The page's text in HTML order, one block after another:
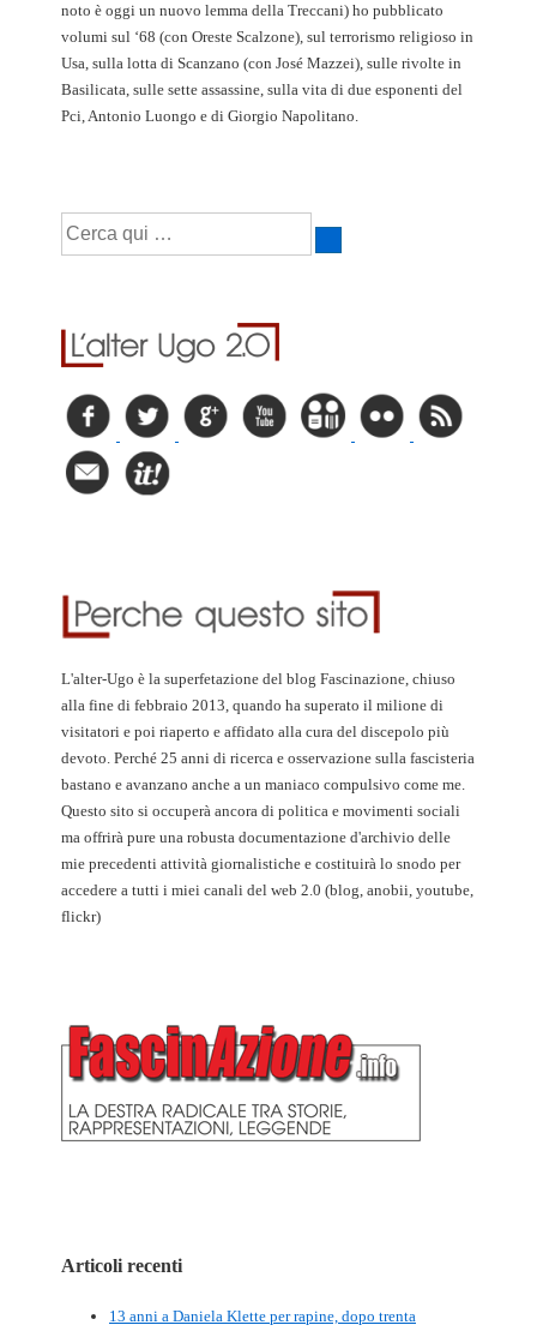
noto è oggi un nuovo lemma della Treccani) ho pubblicato
volumi sul ‘68 (con Oreste Scalzone), sul terrorismo religioso in
Usa, sulla lotta di Scanzano (con José Mazzei), sulle rivolte in
Basilicata, sulle sette assassine, sulla vita di due esponenti del
Pci, Antonio Luongo e di Giorgio Napolitano.
Cerca:
L'alter-Ugo è la superfetazione del blog Fascinazione, chiuso
alla fine di febbraio 2013, quando ha superato il milione di
visitatori e poi riaperto e affidato alla cura del discepolo più
devoto. Perché 25 anni di ricerca e osservazione sulla fascisteria
bastano e avanzano anche a un maniaco compulsivo come me.
Questo sito si occuperà ancora di politica e movimenti sociali
ma offrirà pure una robusta documentazione d'archivio delle
mie precedenti attività giornalistiche e costituirà lo snodo per
accedere a tutti i miei canali del web 2.0 (blog, anobii, youtube,
flickr)
Articoli recenti
13 anni a Daniela Klette per rapine, dopo trenta